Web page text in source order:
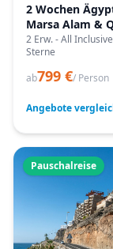
2 Wochen
Marsa Alam &
2 Erw. - All
Sterne
ab799 €/ Person
Angebote
Pauschalreise